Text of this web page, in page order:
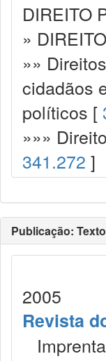
DIREITO
»
»»
cidadãos
políticos [
»»»
341.272 ]
Publicação:
2005
Revista